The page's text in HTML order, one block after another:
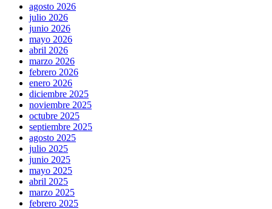
agosto 2026
julio 2026
junio 2026
mayo 2026
abril 2026
marzo 2026
febrero 2026
enero 2026
diciembre 2025
noviembre 2025
octubre 2025
septiembre 2025
agosto 2025
julio 2025
junio 2025
mayo 2025
abril 2025
marzo 2025
febrero 2025